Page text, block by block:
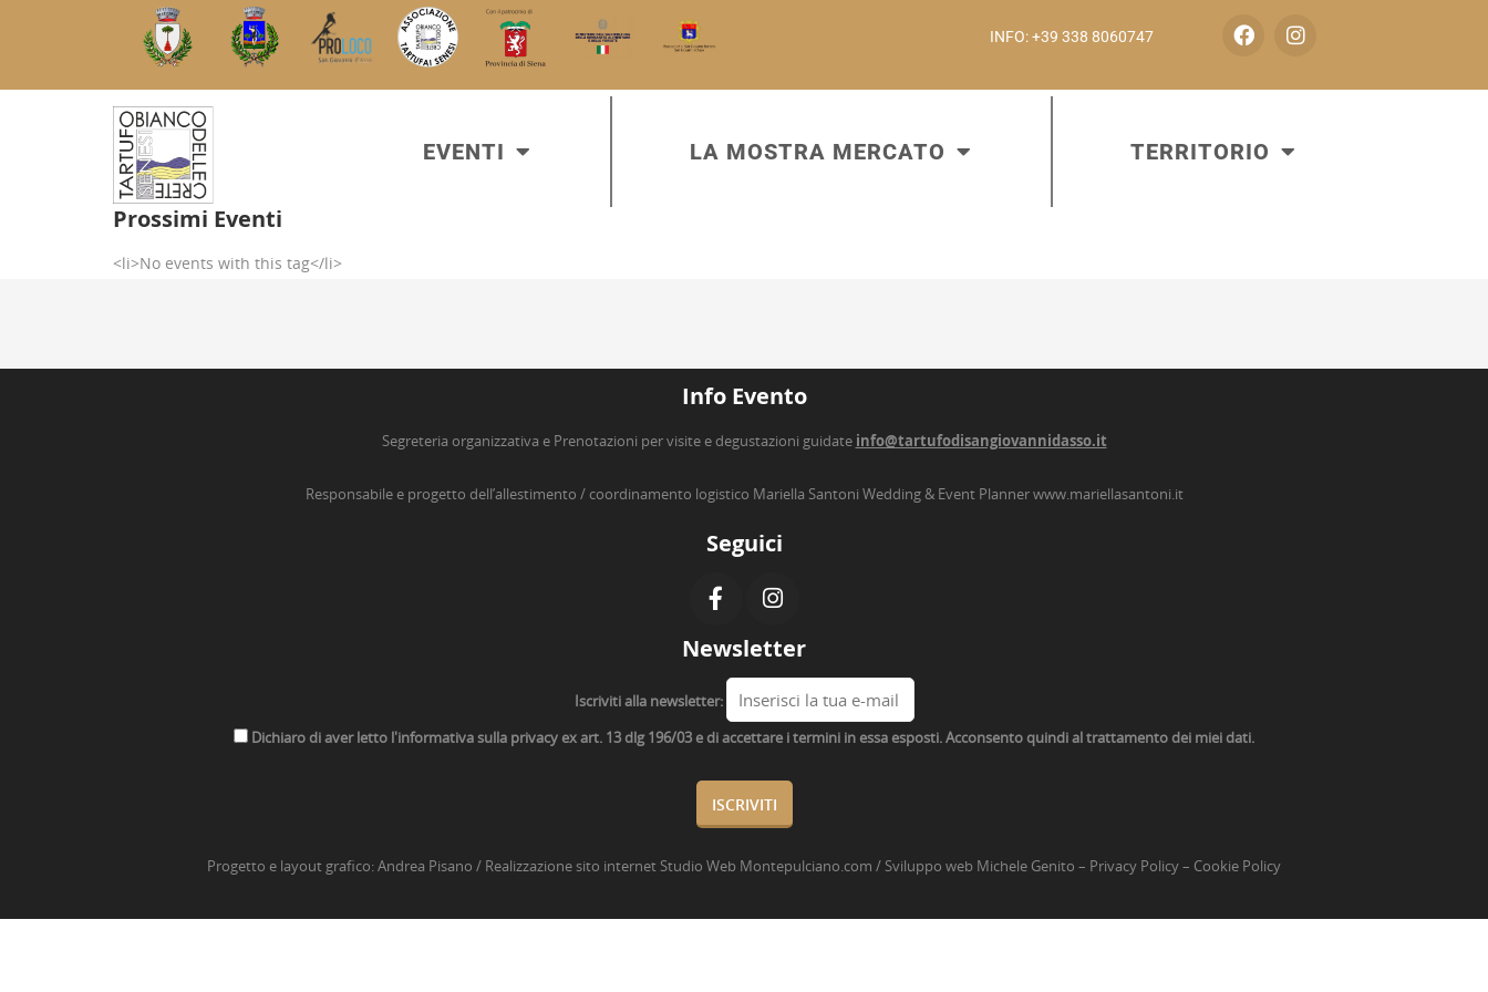
INFO: +39 338 8060747
EVENTI LA MOSTRA MERCATO TERRITORIO
Prossimi Eventi
<li>No events with this tag</li>
Info Evento
Segreteria organizzativa e Prenotazioni per visite e degustazioni guidate info@tartufodisangiovannidasso.it
Responsabile e progetto dell’allestimento / coordinamento logistico Mariella Santoni Wedding & Event Plannerwww.mariellasantoni.it
Seguici
Newsletter
Iscriviti alla newsletter:
Dichiaro di aver letto l'informativa sulla privacy ex art. 13 dlg 196/03 e di accettare i termini in essa esposti. Acconsento quindi al trattamento dei miei dati.
Progetto e layout grafico:Andrea Pisano / Realizzazione sito internet Studio Web Montepulciano.com / Sviluppo web Michele Genito – Privacy Policy– Cookie Policy